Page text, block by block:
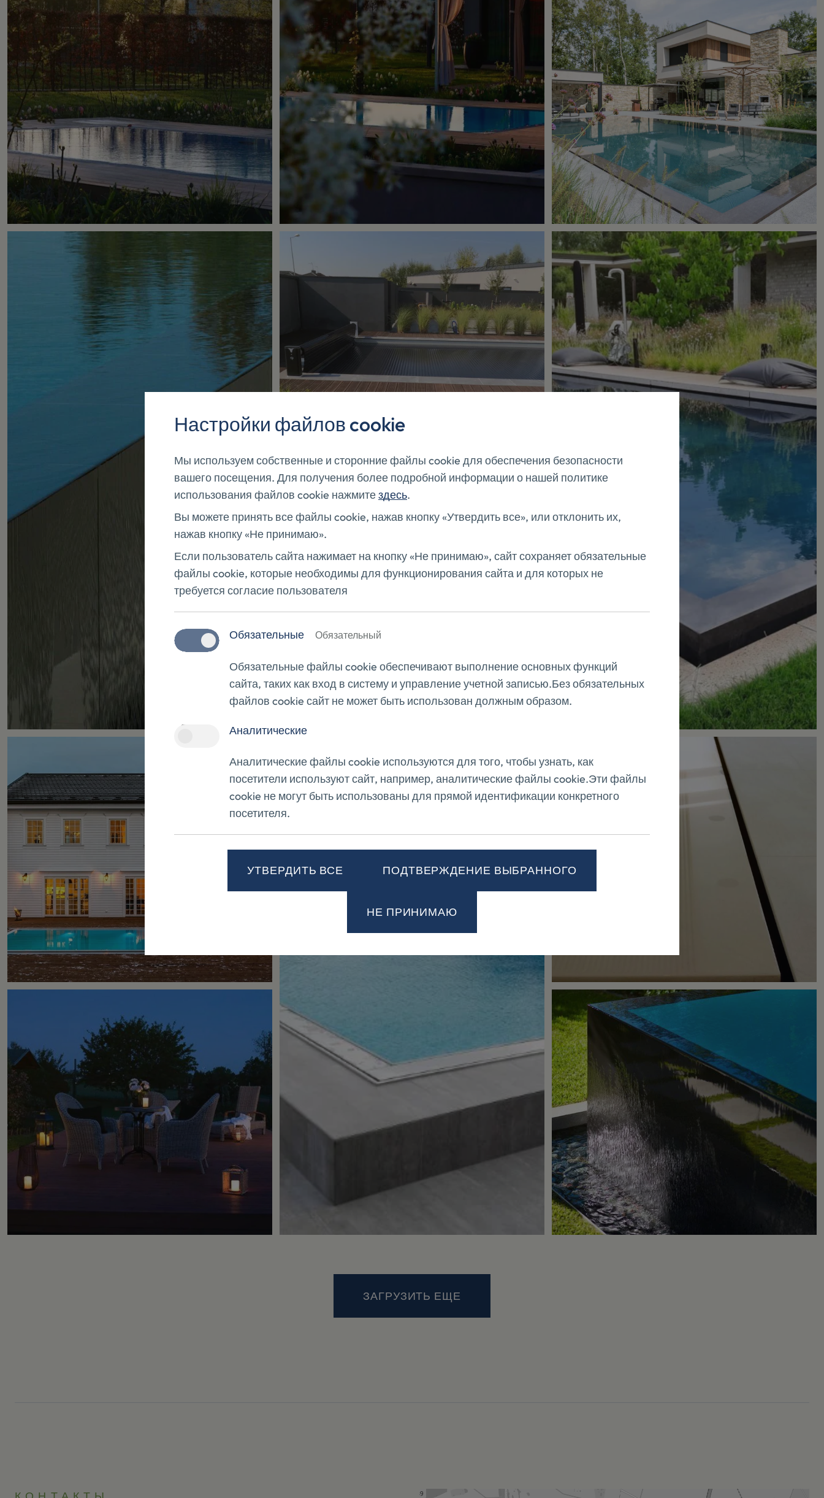
Настройки файлов cookie
Мы используем собственные и сторонние файлы cookie для обеспечения безопасности
вашего посещения. Для получения более подробной информации о нашей политике
использования файлов cookie нажмитездесь.
Вы можете принять все файлы cookie, нажав кнопку «Утвердить все», или отклонить их,
нажав кнопку «Не принимаю».
Если пользователь сайта нажимает на кнопку «Не принимаю», сайт сохраняет обязательные
файлы cookie, которые необходимы для функционирования сайта и для которых не
требуется согласие пользователя
Обязательные Обязательный
Обязательные файлы cookie обеспечивают выполнение основных функций
сайта, таких как вход в систему и управление учетной записью.Без обязательных
файлов cookie сайт не может быть использован должным образом.
Аналитические
Аналитические файлы cookie используются для того, чтобы узнать, как
посетители используют сайт, например, аналитические файлы cookie.Эти файлы
cookie не могут быть использованы для прямой идентификации конкретного
посетителя.
НЕ ПРИНИМАЮ
ПОДТВЕРЖДЕНИЕ ВЫБРАННОГО
УТВЕРДИТЬ ВСЕ
ЗАГРУЗИТЬ ЕЩЕ